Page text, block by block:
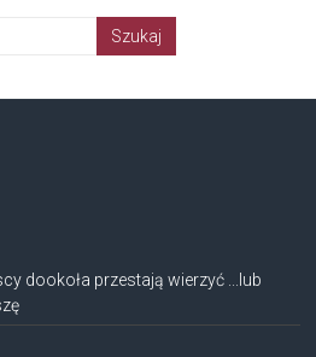
dookoła przestają wierzyć ...lub